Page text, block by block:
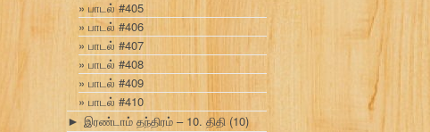
பாடல் #405
பாடல் #406
பாடல் #407
பாடல் #408
பாடல் #409
பாடல் #410
► இரண்டாம் தந்திரம் – 10. திதி (10)